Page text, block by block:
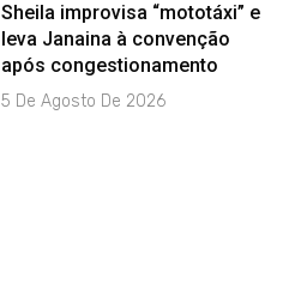
Sheila improvisa “mototáxi” e
leva Janaina à convenção
após congestionamento
5 De Agosto De 2026